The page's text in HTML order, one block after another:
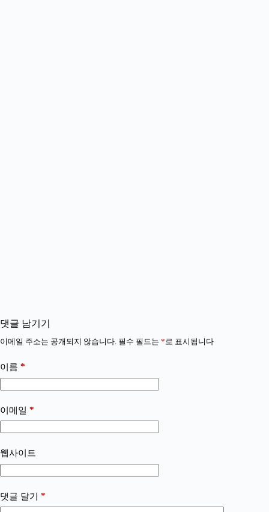
댓글 남기기
이메일 주소는 공개되지 않습니다. 필수 필드는 *로 표시됩니다
이름 *
이메일 *
웹사이트
댓글 달기 *